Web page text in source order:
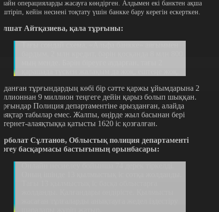
операцияларды жасауға көндірген. Алдымен екі банктен ақша
кейін несиені тоқтату үшін банкке бару керегін ескерткен.
Айтқазиева, қала тұрғыны:
тұрғындардың көбі бір сәтте қаржы ұйымдарына 2
9 миллион теңгеге дейін қарыз болып шыққан.
Полиция департаментіне арызданған, алайда
табылар емес. Жалпы, өңірде жыл басынан бері
алаяқтыққа қатысты 1620 іс қозғалған.
Сұлтанов, Облыстық полиция департаменті
басқармасы бастығының орынбасары: